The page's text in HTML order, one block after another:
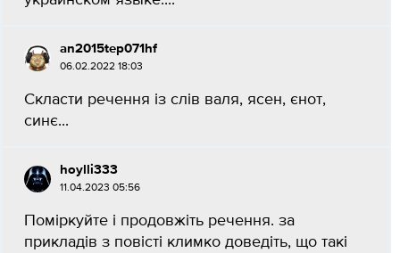
an2015tep071hf
06.02.2022 18:03
Скласти речення із слів валя, ясен, єнот,
синє...
hoylli333
11.04.2023 05:56
Поміркуйте і продовжіть речення. за
прикладів з повісті климко доведіть, що такі